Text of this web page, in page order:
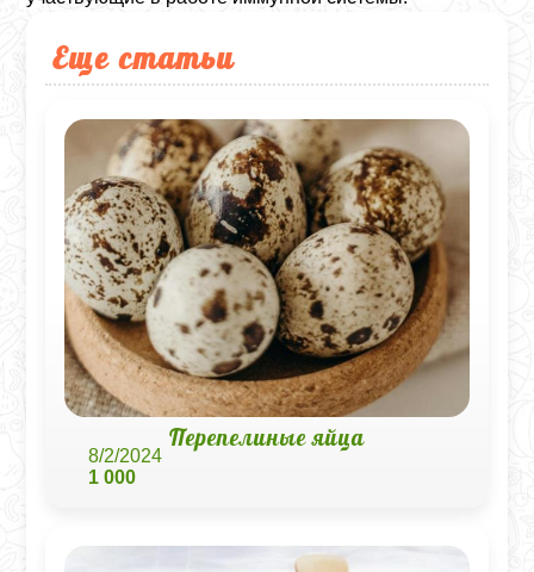
Еще статьи
Перепелиные яйца
8/2/2024
1 000